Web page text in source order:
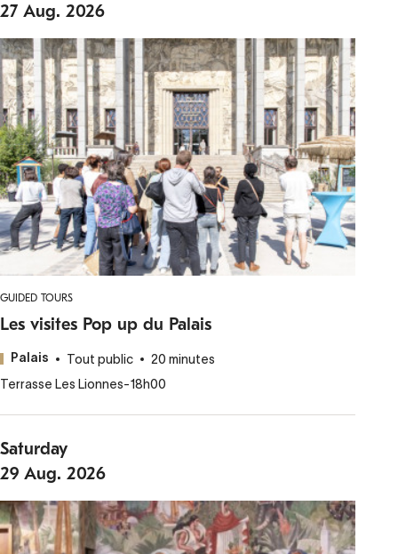
27 Aug. 2026
GUIDED TOURS
Les visites Pop up du Palais
Palais Tout public
20 minutes
Terrasse Les Lionnes-18h00
Saturday
29 Aug. 2026